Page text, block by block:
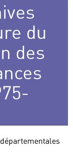
du
des